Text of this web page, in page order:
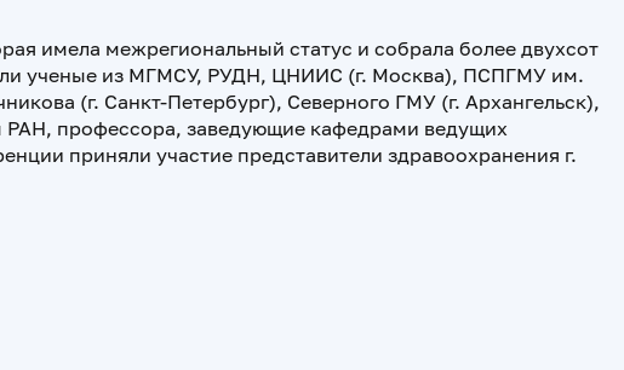
имела межрегиональный статус и собрала более двухсот
ученые из МГМСУ, РУДН, ЦНИИС (г. Москва), ПСПГМУ им.
(г. Санкт-Петербург), Северного ГМУ (г. Архангельск),
профессора, заведующие кафедрами ведущих
приняли участие представители здравоохранения г.